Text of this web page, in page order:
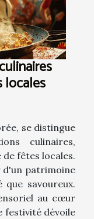
locales
se distingue
culinaires,
fêtes locales.
d'un patrimoine
que savoureux.
au cœur
festivité dévoile